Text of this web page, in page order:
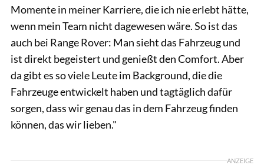
Momente in meiner Karriere, die ich nie erlebt hätte,
wenn mein Team nicht dagewesen wäre. So ist das
auch bei Range Rover: Man sieht das Fahrzeug und
ist direkt begeistert und genießt den Comfort. Aber
da gibt es so viele Leute im Background, die die
Fahrzeuge entwickelt haben und tagtäglich dafür
sorgen, dass wir genau das in dem Fahrzeug finden
können, das wir lieben."
ANZEIGE